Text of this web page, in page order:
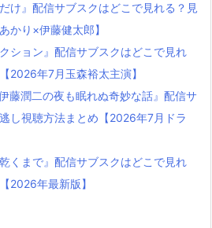
け』配信サブスクはどこで見れる？見
かり×伊藤健太郎】
ション』配信サブスクはどこで見れ
2026年7月玉森裕太主演】
藤潤二の夜も眠れぬ奇妙な話』配信サ
し視聴方法まとめ【2026年7月ドラ
くまで』配信サブスクはどこで見れ
2026年最新版】